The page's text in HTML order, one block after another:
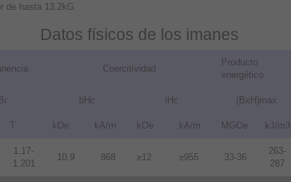
de hasta 13.2kG.
Datos físicos de los imanes
Coercitividad
Producto
energético
Br bHc iHc (BxH)max
T kOe kA/m kOe kA/m MGOe kJ/m3
1.17-
1.201
10.9 868 ≥12 ≥955 33-36
263-
287